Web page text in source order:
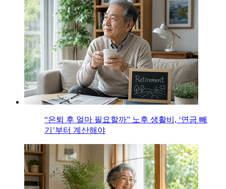
“은퇴 후 얼마 필요할까” 노후 생활비, ‘연금 빼
기’부터 계산해야